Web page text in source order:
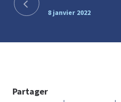
8 janvier 2022
Partager